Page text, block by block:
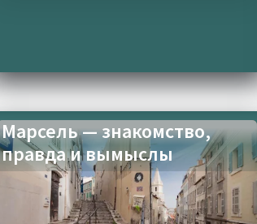
Марсель — знакомство,
правда и вымыслы